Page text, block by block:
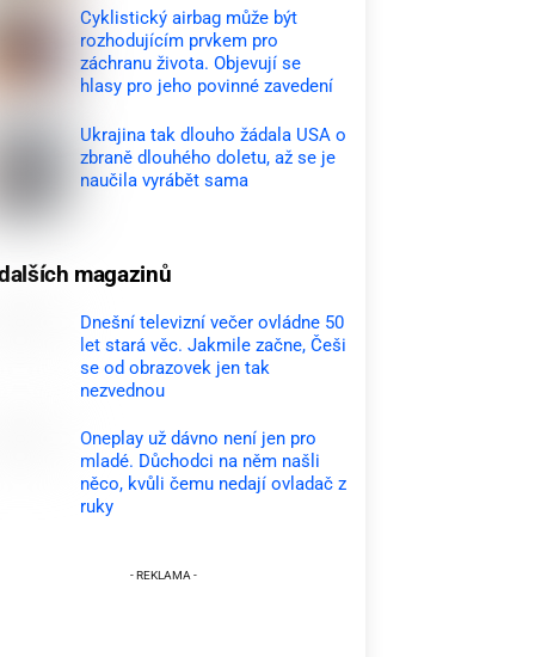
Cyklistický airbag může být
rozhodujícím prvkem pro
záchranu života. Objevují se
hlasy pro jeho povinné zavedení
Ukrajina tak dlouho žádala USA o
zbraně dlouhého doletu, až se je
naučila vyrábět sama
magazinů
Dnešní televizní večer ovládne 50
let stará věc. Jakmile začne, Češi
se od obrazovek jen tak
nezvednou
Oneplay už dávno není jen pro
mladé. Důchodci na něm našli
něco, kvůli čemu nedají ovladač z
ruky